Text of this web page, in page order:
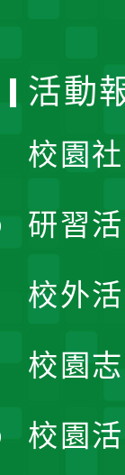
活動
校園
研習
校外
校園
校園